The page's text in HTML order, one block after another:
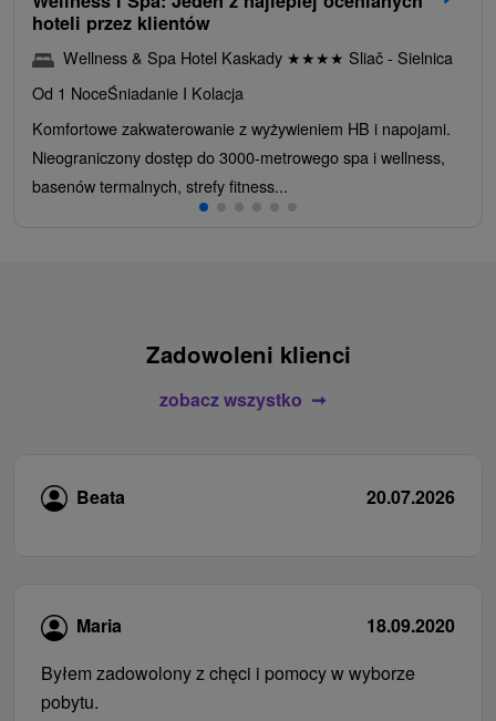
hoteli przez klientów
Wellness & Spa Hotel Kaskady ★★★★ Sliač - Sielnica
Od 1 NoceŚniadanie I Kolacja
Komfortowe zakwaterowanie z wyżywieniem HB i napojami.
Nieograniczony dostęp do 3000-metrowego spa i wellness,
basenów termalnych, strefy fitness...
Zadowoleni klienci
zobacz wszystko
Beata 20.07.2026
Maria
18.09.2020
Byłem zadowolony z chęci i pomocy w wyborze
pobytu.